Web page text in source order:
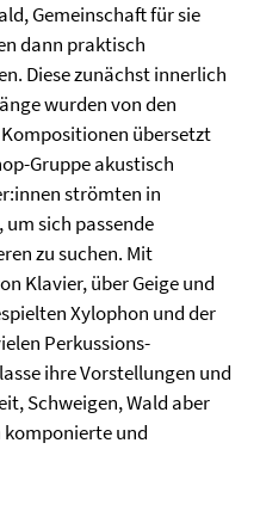
Gemeinschaft für sie
dann praktisch
Diese zunächst innerlich
wurden von den
übersetzt
Gruppe akustisch
strömten in
sich passende
zu suchen. Mit
Klavier, über Geige und
Xylophon und der
Perkussions-
ihre Vorstellungen und
Schweigen, Wald aber
komponierte und